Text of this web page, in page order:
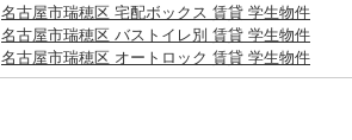
名古屋市瑞穂区 宅配ボックス 賃貸 学生物件
名古屋市瑞穂区 バストイレ別 賃貸 学生物件
名古屋市瑞穂区 オートロック 賃貸 学生物件